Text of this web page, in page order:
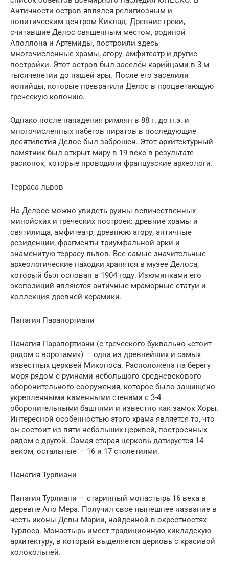
Античности остров являлся религиозным и
политическим центром Киклад. Древние греки,
считавшие Делос священным местом, родиной
Аполлона и Артемиды, построили здесь
многочисленные храмы, агору, амфитеатр и другие
постройки. Этот остров был заселён карийцами в 3-м
тысячелетии до нашей эры. После его заселили
ионийцы, которые превратили Делос в процветающую
греческую колонию.
Однако после нападения римлян в 88 г. до н.э. и
многочисленных набегов пиратов в последующие
десятилетия Делос был заброшен. Этот архитектурный
памятник был открыт миру в 19 веке в результате
раскопок, которые проводили французские археологи.
Терраса львов
На Делосе можно увидеть руины величественных
минойских и греческих построек: древние храмы и
святилища, амфитеатр, древнюю агору, античные
резиденции, фрагменты триумфальной арки и
знаменитую террасу львов. Все самые значительные
археологические находки хранятся в музее Делоса,
который был основан в 1904 году. Изюминками его
экспозиций являются античные мраморные статуи и
коллекция древней керамики.
Панагия Парапортиани
Панагия Парапортиани (с греческого буквально «стоит
рядом с воротами») — одна из древнейших и самых
известных церквей Миконоса. Расположена на берегу
моря рядом с руинами небольшого средневекового
оборонительного сооружения, которое было защищено
укрепленными каменными стенами с 3-4
оборонительными башнями и известно как замок Хоры.
Интересной особенностью этого храма является то, что
он состоит из пяти небольших церквей, построенных
рядом с другой. Самая старая церковь датируется 14
веком, остальные — 16 и 17 столетиями.
Панагия Турлиани
Панагия Турлиани — старинный монастырь 16 века в
деревне Ано Мера. Получил свое нынешнее название в
честь иконы Девы Марии, найденной в окрестностях
Турлоса. Монастырь имеет традиционную кикладскую
архитектуру, в который выделяется церковь с красивой
колокольней.